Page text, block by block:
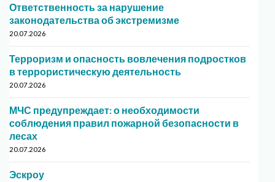
Ответственность за нарушение
законодательства об экстремизме
20.07.2026
Терроризм и опасность вовлечения подростков
в террористическую деятельность
20.07.2026
МЧС предупреждает: о необходимости
соблюдения правил пожарной безопасности в
лесах
20.07.2026
Эскроу